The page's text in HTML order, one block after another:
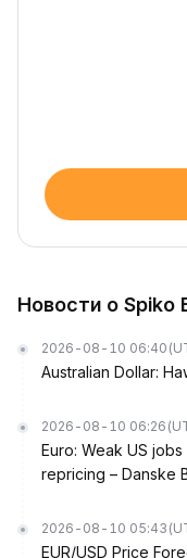
Новости о Spiko
2026-08-10 06:40
Australian Dollar:
2026-08-10 06:26
Euro: Weak US
repricing – Danske
2026-08-10 05:43
EUR/USD Price